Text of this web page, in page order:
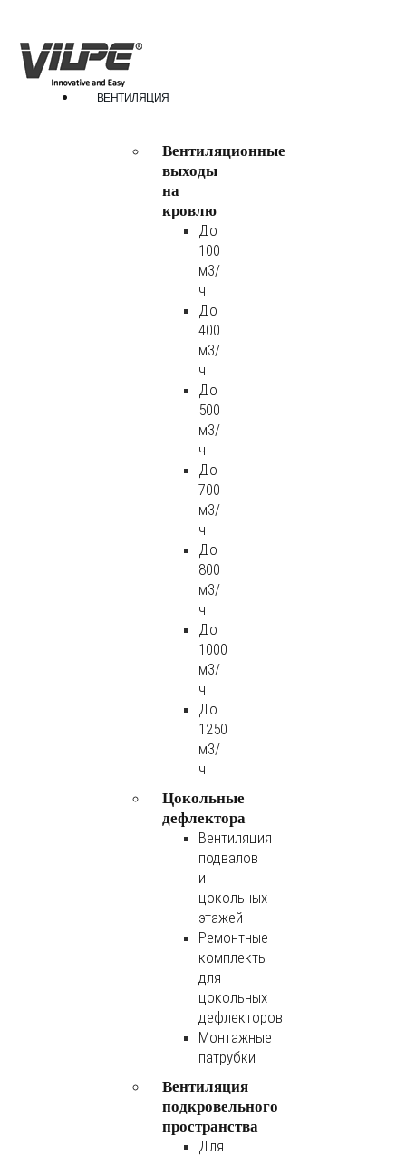
ВЕНТИЛЯЦИЯ
Вентиляционные
выходы
на
кровлю
До
100
м3/
ч
До
400
м3/
ч
До
500
м3/
ч
До
700
м3/
ч
До
800
м3/
ч
До
1000
м3/
ч
До
1250
м3/
ч
Цокольные
дефлектора
Вентиляция
подвалов
и
цокольных
этажей
Ремонтные
комплекты
для
цокольных
дефлекторов
Монтажные
патрубки
Вентиляция
подкровельного
пространства
Для